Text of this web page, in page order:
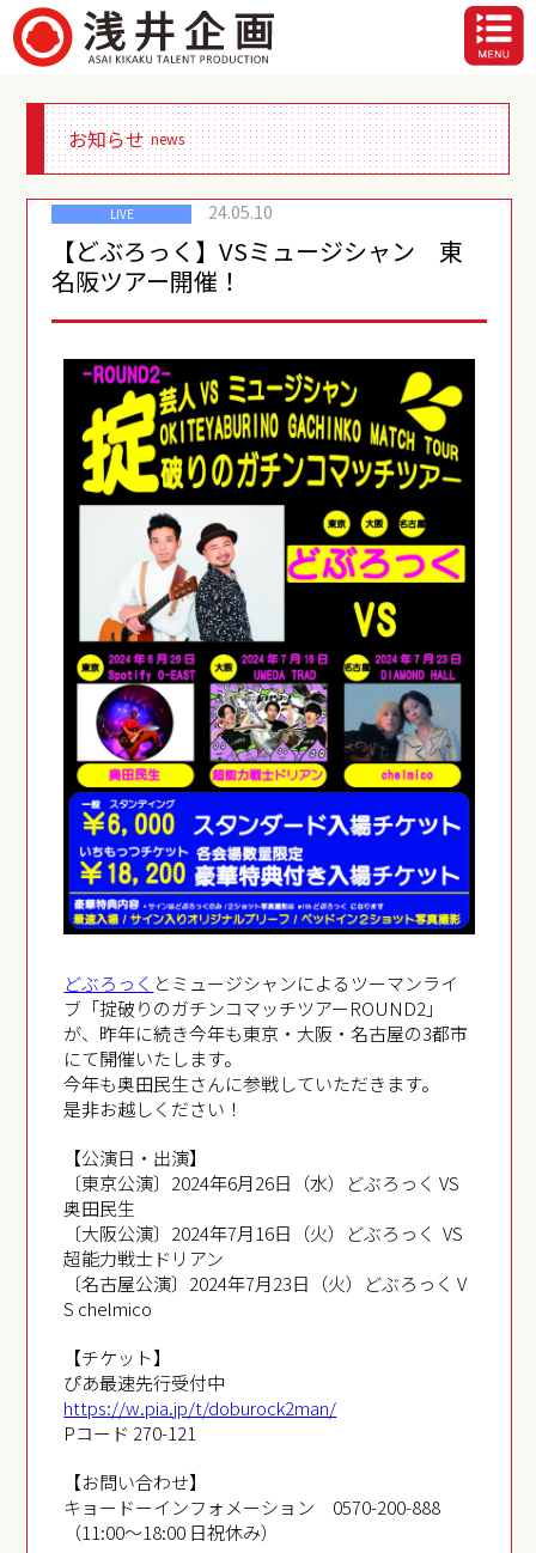
お知らせ news
LIVE 24.05.10
【どぶろっく】VSミュージシャン 東
名阪ツアー開催！
どぶろっく とミュージシャンによるツーマンライ
ブ「掟破りのガチンコマッチツアーROUND2」
が、昨年に続き今年も東京・大阪・名古屋の3都市
にて開催いたします。
今年も奥田民生さんに参戦していただきます。
是非お越しください！
【公演日・出演】
〔東京公演〕2024年6月26日（水）どぶろっく VS
奥田民生
〔大阪公演〕2024年7月16日（火）どぶろっく VS
超能力戦士ドリアン
〔名古屋公演〕2024年7月23日（火）どぶろっく V
S chelmico
【チケット】
ぴあ最速先行受付中
https://w.pia.jp/t/doburock2man/
Pコード 270-121
【お問い合わせ】
キョードーインフォメーション 0570-200-888
（11:00～18:00 日祝休み）